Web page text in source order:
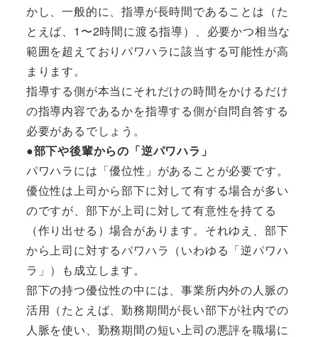
かし、一般的に、指導が長時間であることは（た
とえば、1〜2時間に渡る指導）、必要かつ相当な
範囲を超えておりパワハラに該当する可能性が高
まります。
指導する側が本当にそれだけの時間をかけるだけ
の指導内容であるかを指導する側が自問自答する
必要があるでしょう。
●部下や後輩からの「逆パワハラ」
パワハラには「優位性」があることが必要です。
優位性は上司から部下に対して有する場合が多い
のですが、部下が上司に対して有意性を持てる
（作り出せる）場合があります。それゆえ、部下
から上司に対するパワハラ（いわゆる「逆パワハ
ラ」）も成立します。
部下の持つ優位性の中には、事業所内外の人脈の
活用（たとえば、勤務期間が長い部下が社内での
人脈を使い、勤務期間の短い上司の悪評を職場に